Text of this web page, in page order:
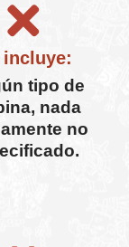
incluye:
tipo de
nada
no